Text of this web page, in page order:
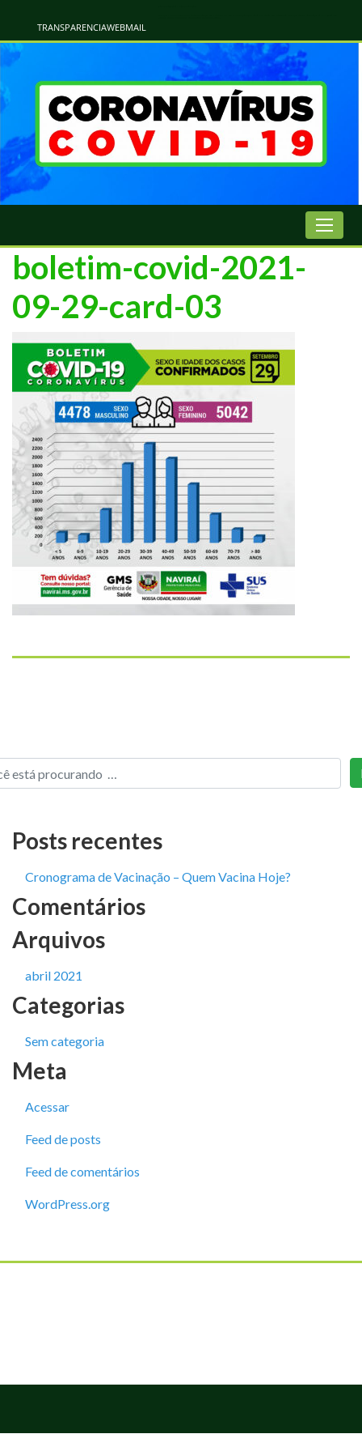
TRANSPARENCIAWEBMAIL
boletim-covid-2021-
09-29-card-03
Posts recentes
Cronograma de Vacinação – Quem Vacina Hoje?
Comentários
Arquivos
abril 2021
Categorias
Sem categoria
Meta
Acessar
Feed de posts
Feed de comentários
WordPress.org